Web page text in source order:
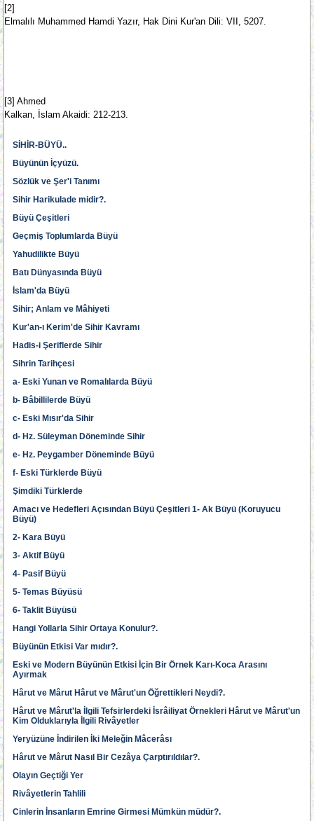
[2]
Elmalılı Muhammed Hamdi Yazır, Hak Dini Kur'an Dili: VII, 5207.
[3] Ahmed
Kalkan, İslam Akaidi: 212-213.
SİHİR-BÜYÜ..
Büyünün İçyüzü.
Sözlük ve Şer'i Tanımı
Sihir Harikulade midir?.
Büyü Çeşitleri
Geçmiş Toplumlarda Büyü
Yahudilikte Büyü
Batı Dünyasında Büyü
İslam'da Büyü
Sihir; Anlam ve Mâhiyeti
Kur'an-ı Kerim'de Sihir Kavramı
Hadis-i Şeriflerde Sihir
Sihrin Tarihçesi
a- Eski Yunan ve Romalılarda Büyü
b- Bâbillilerde Büyü
c- Eski Mısır'da Sihir
d- Hz. Süleyman Döneminde Sihir
e- Hz. Peygamber Döneminde Büyü
f- Eski Türklerde Büyü
Şimdiki Türklerde
Amacı ve Hedefleri Açısından Büyü Çeşitleri 1- Ak Büyü (Koruyucu
Büyü)
2- Kara Büyü
3- Aktif Büyü
4- Pasif Büyü
5- Temas Büyüsü
6- Taklit Büyüsü
Hangi Yollarla Sihir Ortaya Konulur?.
Büyünün Etkisi Var mıdır?.
Eski ve Modern Büyünün Etkisi İçin Bir Örnek Karı-Koca Arasını
Ayırmak
Hârut ve Mârut Hârut ve Mârut'un Öğrettikleri Neydi?.
Hârut ve Mârut'la İlgili Tefsirlerdeki İsrâiliyat Örnekleri Hârut ve Mârut'un
Kim Olduklarıyla İlgili Rivâyetler
Yeryüzüne İndirilen İki Meleğin Mâcerâsı
Hârut ve Mârut Nasıl Bir Cezâya Çarptırıldılar?.
Olayın Geçtiği Yer
Rivâyetlerin Tahlili
Cinlerin İnsanların Emrine Girmesi Mümkün müdür?.